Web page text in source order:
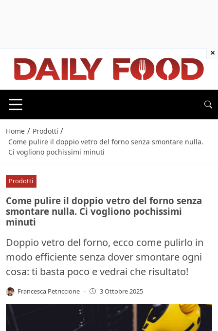
Home / Prodotti /
Come pulire il doppio vetro del forno senza smontare nulla.
Ci vogliono pochissimi minuti
Prodotti
Come pulire il doppio vetro del forno senza
smontare nulla. Ci vogliono pochissimi
minuti
Doppio vetro del forno, ecco come pulirlo in
modo efficiente senza dover smontare ogni
cosa: ti basta poco e vedrai che risultato!
Francesca Petriccione - 3 Ottobre 2025
×